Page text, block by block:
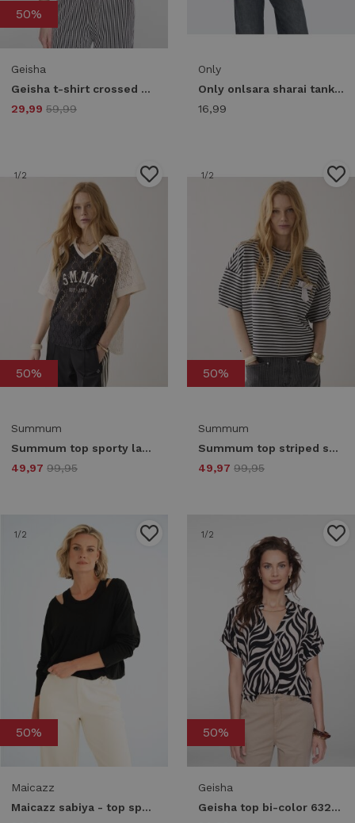
50%
Geisha
Geisha t-shirt crossed 62031-60 T-shirt Korte mouw 999 black
29,99 59,99
Only
Only onlsara sharai tank top jrs noos Tanktops black
16,99
1/2
50%
Summum
Summum top sporty lace 3s5281-30766 990 black
49,97 99,95
1/2
50%
Summum
Summum top striped scuba 3s5290-30754 T-shirt Korte mouw 990 black
49,97 99,95
1/2
50%
Maicazz
Maicazz sabiya - top sp26.60.343 T-shirt Lange mouw black
1/2
50%
Geisha
Geisha top bi-color 63295-70 T-shirt Korte mouw 999 black/sand